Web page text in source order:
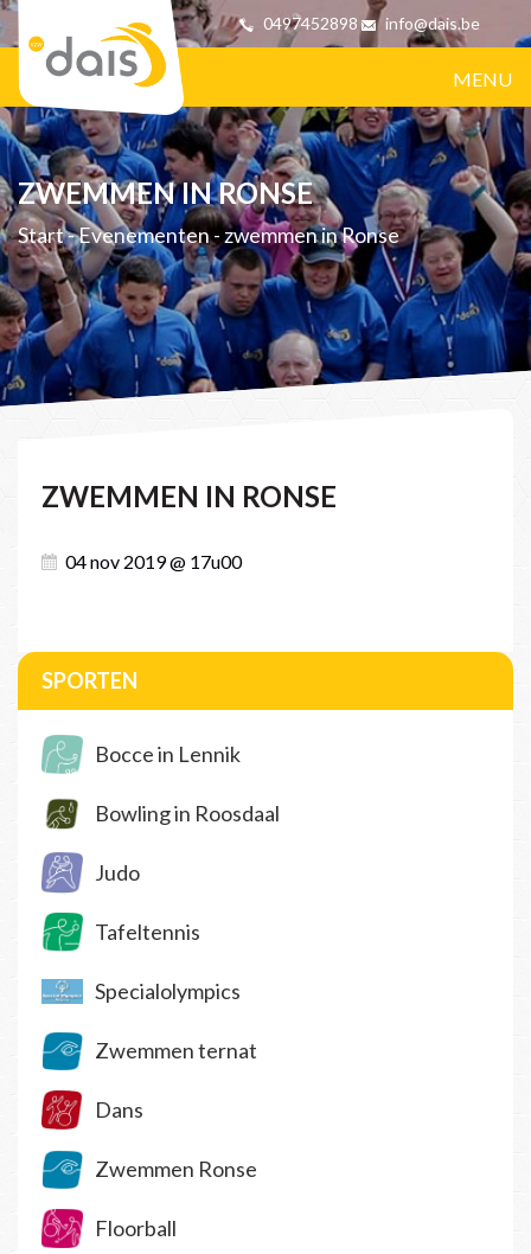
0497452898 info@dais.be
MENU
ZWEMMEN IN RONSE
Start-Evenementen-zwemmen in Ronse
ZWEMMEN IN RONSE
04 nov 2019 @ 17u00
SPORTEN
Bocce in Lennik
Bowling in Roosdaal
Judo
Tafeltennis
Specialolympics
Zwemmen ternat
Dans
Zwemmen Ronse
Floorball